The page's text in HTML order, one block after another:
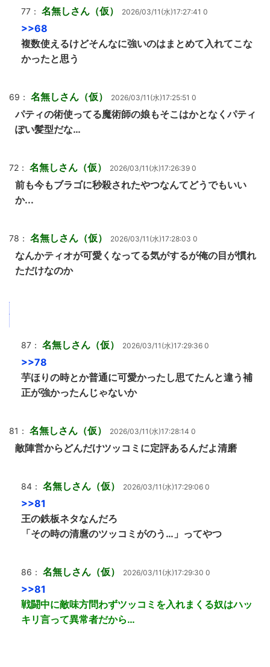
77： 名無しさん（仮） 2026/03/11(水)17:27:41 0
>>68
複数使えるけどそんなに強いのはまとめて入れてこな
かったと思う
69： 名無しさん（仮） 2026/03/11(水)17:25:51 0
パティの術使ってる魔術師の娘もそこはかとなくパティ
ぽい髪型だな…
72： 名無しさん（仮） 2026/03/11(水)17:26:39 0
前も今もブラゴに秒殺されたやつなんてどうでもいい
か...
78： 名無しさん（仮） 2026/03/11(水)17:28:03 0
なんかティオが可愛くなってる気がするが俺の目が慣れ
ただけなのか
87： 名無しさん（仮） 2026/03/11(水)17:29:36 0
>>78
芋ほりの時とか普通に可愛かったし思てたんと違う補
正が強かったんじゃないか
81： 名無しさん（仮） 2026/03/11(水)17:28:14 0
敵陣営からどんだけツッコミに定評あるんだよ清磨
84： 名無しさん（仮） 2026/03/11(水)17:29:06 0
>>81
王の鉄板ネタなんだろ
「その時の清麿のツッコミがのう…」ってやつ
86： 名無しさん（仮） 2026/03/11(水)17:29:30 0
>>81
戦闘中に敵味方問わずツッコミを入れまくる奴はハッ
キリ言って異常者だから…